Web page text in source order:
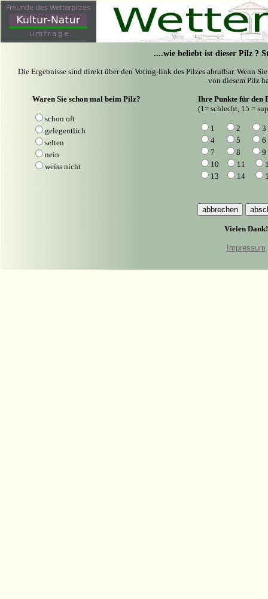
....wie beliebt ist dieser Pilz ?
Die Ergebnisse sind direkt über den Voting-link des Pilzes abrufbar. Wenn
von diesem Pilz
Waren Sie schon mal beim Pilz?
schon oft
gelegentlich
selten
nein
weiss nicht
Ihre Punkte für den
(1= schlecht, 15 =
1 2
3
4
5
6
7
8
9
10
11
13
14
Vielen Dank!
Impressum